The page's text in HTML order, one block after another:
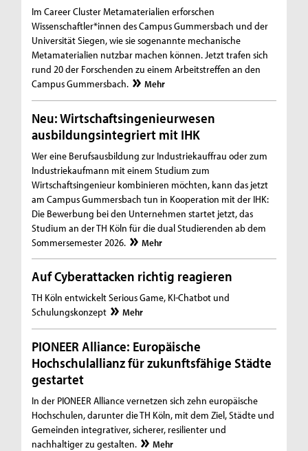
Im Career Cluster Metamaterialien erforschen
Wissenschaftler*innen des Campus Gummersbach und der
Universität Siegen, wie sie sogenannte mechanische
Metamaterialien nutzbar machen können. Jetzt trafen sich
rund 20 der Forschenden zu einem Arbeitstreffen an den
Campus Gummersbach.
Mehr
Neu: Wirtschaftsingenieurwesen
ausbildungsintegriert mit IHK
Wer eine Berufsausbildung zur Industriekauffrau oder zum
Industriekaufmann mit einem Studium zum
Wirtschaftsingenieur kombinieren möchten, kann das jetzt
am Campus Gummersbach tun in Kooperation mit der IHK:
Die Bewerbung bei den Unternehmen startet jetzt, das
Studium an der TH Köln für die dual Studierenden ab dem
Sommersemester 2026.
Mehr
Auf Cyberattacken richtig reagieren
TH Köln entwickelt Serious Game, KI-Chatbot und
Schulungskonzept
Mehr
PIONEER Alliance: Europäische
Hochschulallianz für zukunftsfähige Städte
gestartet
In der PIONEER Alliance vernetzen sich zehn europäische
Hochschulen, darunter die TH Köln, mit dem Ziel, Städte und
Gemeinden integrativer, sicherer, resilienter und
nachhaltiger zu gestalten.
Mehr